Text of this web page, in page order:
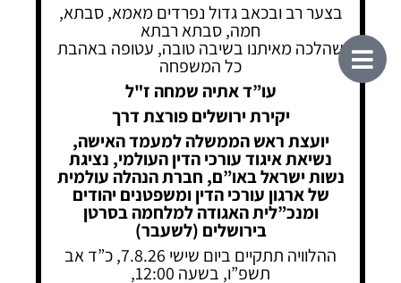
בצער רב ובכאב גדול נפרדים מאמא, סבתא,
חמה, סבתא רבתא
שהלכה מאיתנו בשיבה טובה, עטופה באהבת
כל המשפחה
עו”ד אתיה שמחה ז"ל
יקירת ירושלים פורצת דרך
יועצת ראש הממשלה למעמד האישה,
נשיאת איגוד עורכי הדין העולמי, נציגת
נשות ישראל באו”ם, חברת הנהלה עולמית
של ארגון עורכי הדין ומשפטנים יהודים
ומנכ”לית האגודה למלחמה בסרטן
בירושלים (לשעבר)
ההלוויה תתקיים ביום שישי 7.8.26, כ”ד אב
תשפ”ו, בשעה 12:00,